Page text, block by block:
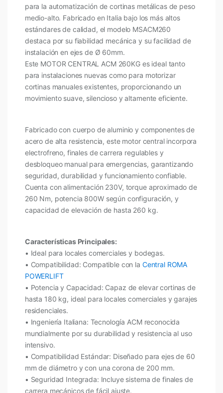
para la automatización de cortinas metálicas de peso
medio-alto. Fabricado en Italia bajo los más altos
estándares de calidad, el modelo MSACM260
destaca por su fiabilidad mecánica y su facilidad de
instalación en ejes de Ø 60mm.
Este MOTOR CENTRAL ACM 260KG es ideal tanto
para instalaciones nuevas como para motorizar
cortinas manuales existentes, proporcionando un
movimiento suave, silencioso y altamente eficiente.
Fabricado con cuerpo de aluminio y componentes de
acero de alta resistencia, este motor central incorpora
electrofreno, finales de carrera regulables y
desbloqueo manual para emergencias, garantizando
seguridad, durabilidad y funcionamiento confiable.
Cuenta con alimentación 230V, torque aproximado de
260 Nm, potencia 800W según configuración, y
capacidad de elevación de hasta 260 kg.
Características Principales:
• Ideal para locales comerciales y bodegas.
• Compatibilidad: Compatible con la Central ROMA
POWERLIFT
• Potencia y Capacidad: Capaz de elevar cortinas de
hasta 180 kg, ideal para locales comerciales y garajes
residenciales.
• Ingeniería Italiana: Tecnología ACM reconocida
mundialmente por su durabilidad y resistencia al uso
intensivo.
• Compatibilidad Estándar: Diseñado para ejes de 60
mm de diámetro y con una corona de 200 mm.
• Seguridad Integrada: Incluye sistema de finales de
carrera mecánicos de fácil ajuste.